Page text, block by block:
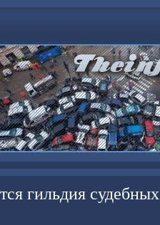
гильдия судебных